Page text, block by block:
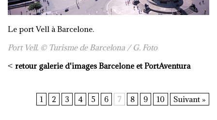
Le port Vell à Barcelone.
Port Vell. © Turisme de Barcelona / G. Foto
< retour galerie d'images Barcelone et PortAventura
1 2 3 4 5 6 7 8 9 10 Suivant »